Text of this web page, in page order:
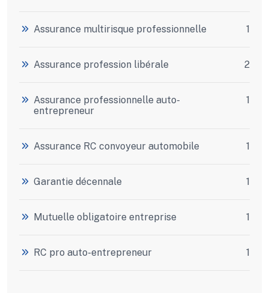
Assurance multirisque professionnelle 1
Assurance profession libérale 2
Assurance professionnelle auto-
entrepreneur
1
Assurance RC convoyeur automobile 1
Garantie décennale 1
Mutuelle obligatoire entreprise 1
RC pro auto-entrepreneur 1